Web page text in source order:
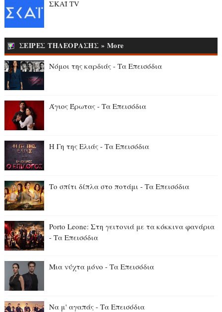
ΣΚΑΪ TV
ΣΕΙΡΕΣ ΤΗΛΕΟΡΑΣΗΣ » More
Νόμοι της καρδιάς - Τα Επεισόδια
Άγιος Έρωτας - Τα Επεισόδια
Η Γη της Ελιάς - Τα Επεισόδια
Το σπίτι δίπλα στο ποτάμι - Τα Επεισόδια
Porto Leone: Στη γειτονιά με τα κόκκιvα φαvάρια
- Τα Επεισόδια
Μια νύχτα μόνο - Τα Επεισόδια
Να μ' αγαπάς - Τα Επεισόδια